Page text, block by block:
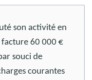
son activité en
60 000 €
souci de
courantes